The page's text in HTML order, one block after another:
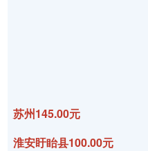
苏州145.00元
淮安盱眙县100.00元